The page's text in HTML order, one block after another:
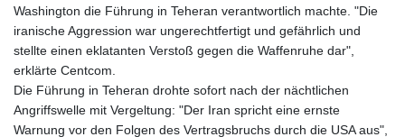
Washington die Führung in Teheran verantwortlich machte. "Die
iranische Aggression war ungerechtfertigt und gefährlich und
stellte einen eklatanten Verstoß gegen die Waffenruhe dar",
erklärte Centcom.
Die Führung in Teheran drohte sofort nach der nächtlichen
Angriffswelle mit Vergeltung: "Der Iran spricht eine ernste
Warnung vor den Folgen des Vertragsbruchs durch die USA aus",